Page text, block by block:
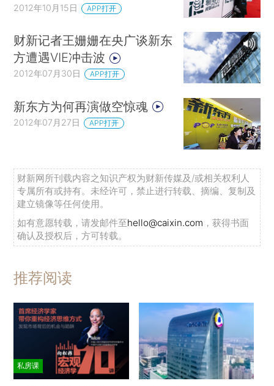
2012年10月15日 APP打开
财新记者王姗姗在央广谈新东
方遭遇VIE冲击波
2012年07月30日 APP打开
新东方为何再演做空惊魂
2012年07月27日 APP打开
财新网所刊载内容之知识产权为财新传媒及/或相关权利人
专属所有或持有。未经许可，禁止进行转载、摘编、复制及
建立镜像等任何使用。
如有意愿转载，请发邮件至hello@caixin.com ，获得书面
确认及授权后，方可转载。
推荐阅读
私房课